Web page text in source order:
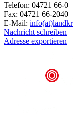
Telefon: 04721 66-0
Fax: 04721 66-2040
E-Mail:
Nachricht schreiben
Adresse exportieren